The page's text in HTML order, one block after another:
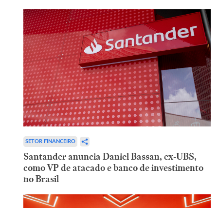
SETOR FINANCEIRO
Santander anuncia Daniel Bassan, ex-UBS,
como VP de atacado e banco de investimento
no Brasil